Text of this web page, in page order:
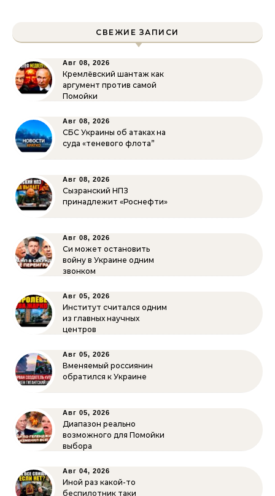
СВЕЖИЕ ЗАПИСИ
Авг 08, 2026
Кремлёвский шантаж как
аргумент против самой
Помойки
Авг 08, 2026
СБС Украины об атаках на
суда «теневого флота”
Авг 08, 2026
Сызранский НПЗ
принадлежит «Роснефти»
Авг 08, 2026
Си может остановить
войну в Украине одним
звонком
Авг 05, 2026
Институт считался одним
из главных научных
центров
Авг 05, 2026
Вменяемый россиянин
обратился к Украине
Авг 05, 2026
Диапазон реально
возможного для Помойки
выбора
Авг 04, 2026
Иной раз какой-то
беспилотник таки